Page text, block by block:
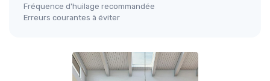
Fréquence d'huilage recommandée
Erreurs courantes à éviter